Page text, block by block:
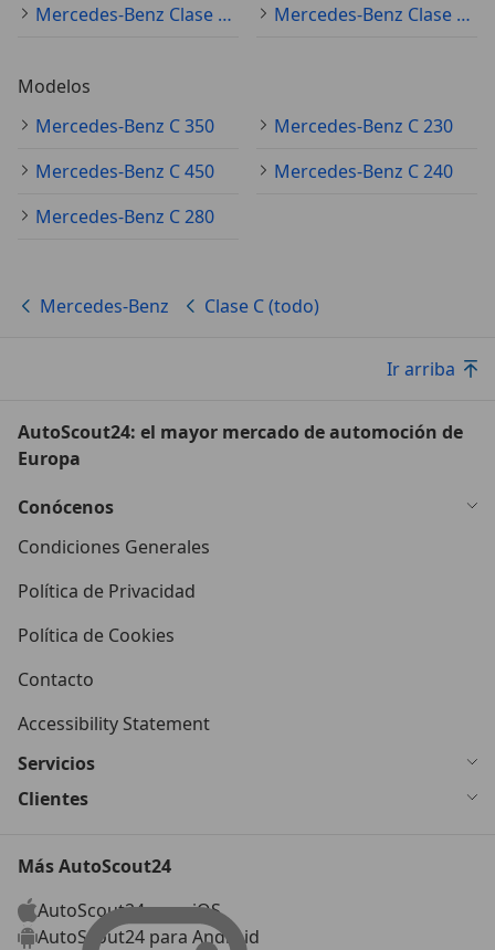
Mercedes-Benz Clase C (todo) 2015
Mercedes-Benz Clase C (todo) 2011
Modelos
Mercedes-Benz C 350
Mercedes-Benz C 230
Mercedes-Benz C 450
Mercedes-Benz C 240
Mercedes-Benz C 280
Mercedes-Benz Clase C (todo)
Ir arriba
AutoScout24: el mayor mercado de automoción de
Europa
Conócenos
Condiciones Generales
Política de Privacidad
Política de Cookies
Contacto
Accessibility Statement
Servicios
Clientes
Más AutoScout24
AutoScout24 para iOS
AutoScout24 para Android